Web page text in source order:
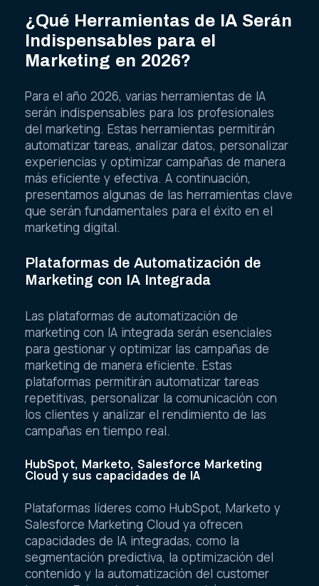
¿Qué Herramientas de IA Serán
Indispensables para el
Marketing en 2026?
Para el año 2026, varias herramientas de IA
serán indispensables para los profesionales
del marketing. Estas herramientas permitirán
automatizar tareas, analizar datos, personalizar
experiencias y optimizar campañas de manera
más eficiente y efectiva. A continuación,
presentamos algunas de las herramientas clave
que serán fundamentales para el éxito en el
marketing digital.
Plataformas de Automatización de
Marketing con IA Integrada
Las plataformas de automatización de
marketing con IA integrada serán esenciales
para gestionar y optimizar las campañas de
marketing de manera eficiente. Estas
plataformas permitirán automatizar tareas
repetitivas, personalizar la comunicación con
los clientes y analizar el rendimiento de las
campañas en tiempo real.
HubSpot, Marketo, Salesforce Marketing
Cloud y sus capacidades de IA
Plataformas líderes como HubSpot, Marketo y
Salesforce Marketing Cloud ya ofrecen
capacidades de IA integradas, como la
segmentación predictiva, la optimización del
contenido y la automatización del customer